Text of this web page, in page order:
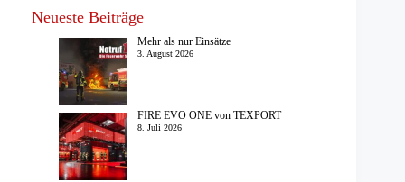
Neueste Beiträge
Mehr als nur Einsätze
3. August 2026
FIRE EVO ONE von TEXPORT
8. Juli 2026